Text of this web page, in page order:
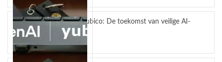
OpenAI en Yubico: De toekomst van veilige AI-
workflows
mei 4, 2026